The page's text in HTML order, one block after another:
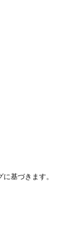
基づきます。